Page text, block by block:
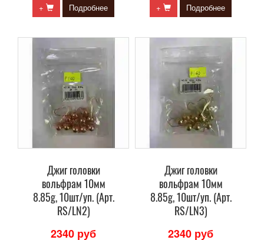
+ Подробнее + Подробнее
Джиг головки
вольфрам 10мм
8.85g, 10шт/уп. (Арт.
RS/LN2)
2340 руб
Джиг головки
вольфрам 10мм
8.85g, 10шт/уп. (Арт.
RS/LN3)
2340 руб